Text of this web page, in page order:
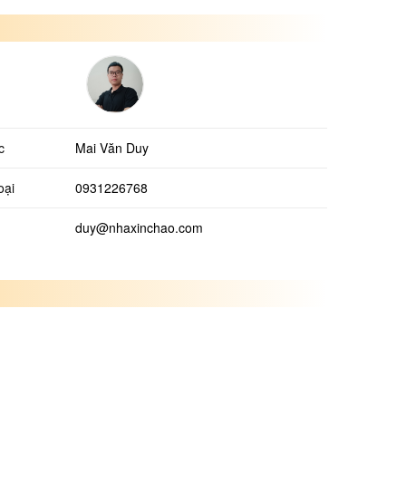
Mai Văn Duy
0931226768
duy@nhaxinchao.com